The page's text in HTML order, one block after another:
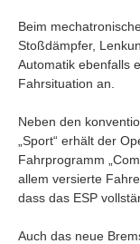
Beim
Stoßdämpfer,
Automatik ebenfalls
Fahrsituation an.
Neben den
„Sport“ erhält der
Fahrprogramm
allem versierte
dass das ESP
Auch das neue